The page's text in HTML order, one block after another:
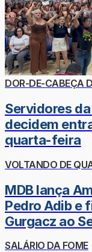
DOR-DE-CABEÇA
Servidores
decidem
quarta-feira
VOLTANDO DE
MDB lança
Pedro Adib e
Gurgacz ao
SALÁRIO DA FOME